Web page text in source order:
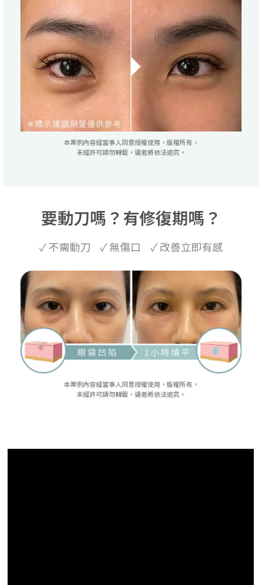
本案例內容經當事人同意授權使用，版權所有，
未經許可請勿轉載，違者將依法追究。
要動刀嗎？有修復期嗎？
✓ 不需動刀 ✓ 無傷口 ✓ 改善立即有感
本案例內容經當事人同意授權使用，版權所有，
未經許可請勿轉載，違者將依法追究。